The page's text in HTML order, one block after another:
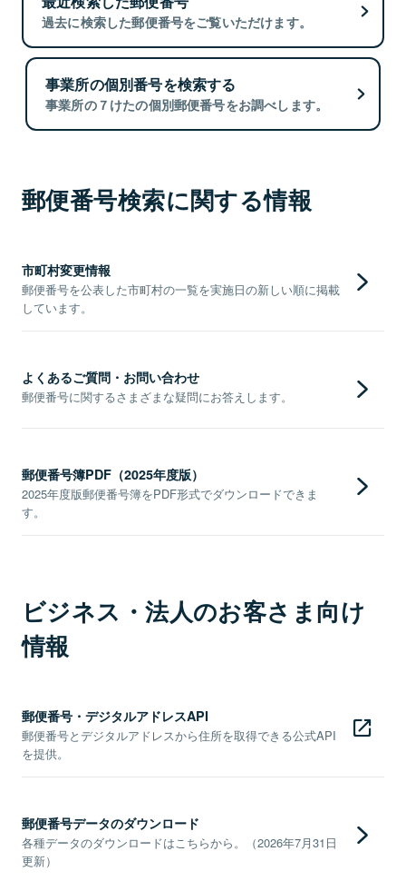
過去に検索した郵便番号をご覧いただけます。
事業所の個別番号を検索する
事業所の７けたの個別郵便番号をお調べします。
郵便番号検索に関する情報
市町村変更情報
郵便番号を公表した市町村の一覧を実施日の新しい順に掲載
しています。
よくあるご質問・お問い合わせ
郵便番号に関するさまざまな疑問にお答えします。
郵便番号簿PDF（2025年度版）
2025年度版郵便番号簿をPDF形式でダウンロードできま
す。
ビジネス・法人のお客さま向け
情報
郵便番号・デジタルアドレスAPI
郵便番号とデジタルアドレスから住所を取得できる公式API
を提供。
郵便番号データのダウンロード
各種データのダウンロードはこちらから。（2026年7月31日
更新）